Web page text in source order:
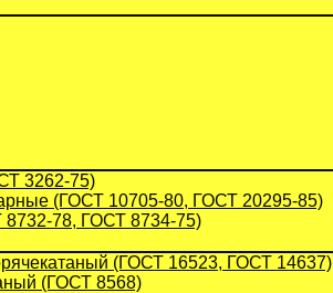
3262-75)
(ГОСТ 10705-80, ГОСТ 20295-85)
78, ГОСТ 8734-75)
(ГОСТ 16523, ГОСТ 14637)
(ГОСТ 8568)